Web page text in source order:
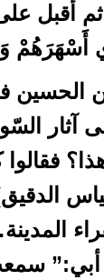
أقبل
أَسْهَرَهُمْ
الحسين
آثار
أبي:”